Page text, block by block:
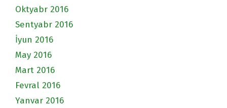
Oktyabr 2016
Sentyabr 2016
İyun 2016
May 2016
Mart 2016
Fevral 2016
Yanvar 2016